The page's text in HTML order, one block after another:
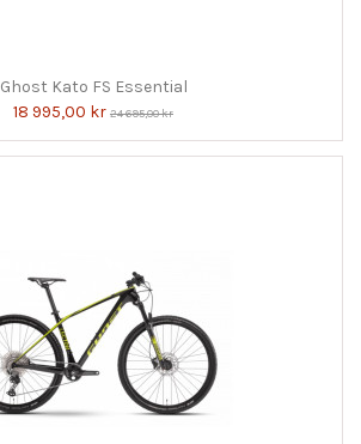
Ghost Kato FS Essential
18 995,00 kr 24 695,00 kr